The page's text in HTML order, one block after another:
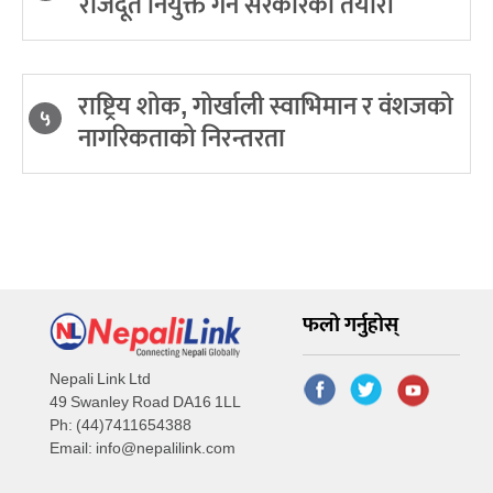
५ राष्ट्रिय शोक, गोर्खाली स्वाभिमान र वंशजको
नागरिकताको निरन्तरता
Nepali Link Ltd
49 Swanley Road DA16 1LL
Ph: (44)7411654388
Email: info@nepalilink.com
फलो गर्नुहोस्